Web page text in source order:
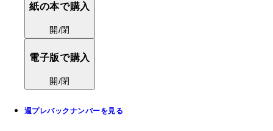
紙の本で購入
開/閉
電子版で購入
開/閉
週プレバックナンバーを見る